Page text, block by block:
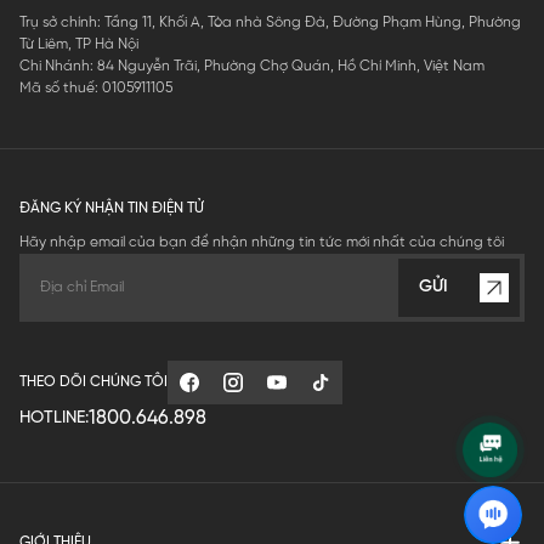
Trụ sở chính: Tầng 11, Khối A, Tòa nhà Sông Đà, Đường Phạm Hùng, Phường
Từ Liêm, TP Hà Nội
Chi Nhánh: 84 Nguyễn Trãi, Phường Chợ Quán, Hồ Chí Minh, Việt Nam
Mã số thuế: 0105911105
ĐĂNG KÝ NHẬN TIN ĐIỆN TỬ
Hãy nhập email của bạn để nhận những tin tức mới nhất của chúng tôi
GỬI
THEO DÕI CHÚNG TÔI
HOTLINE:1800.646.898